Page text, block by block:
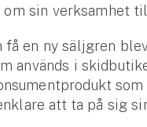
sin verksamhet
få en ny säljgren
används i
att ta på sig